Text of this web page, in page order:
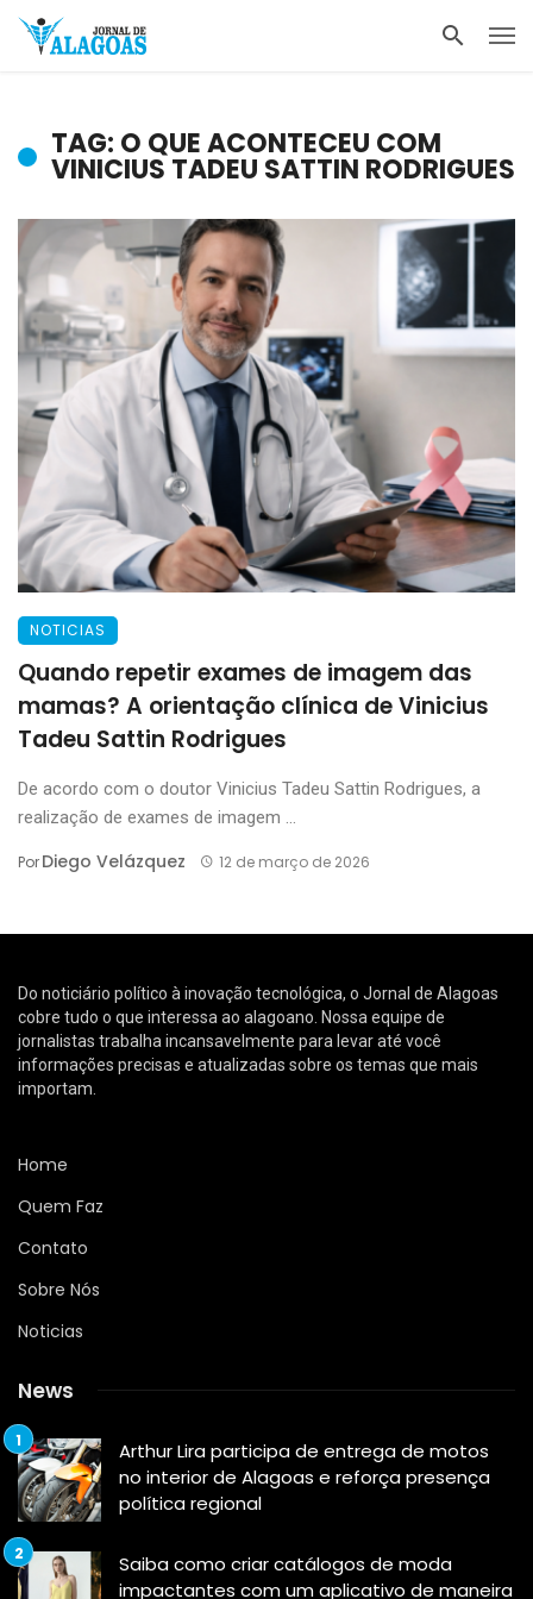
TAG: O QUE ACONTECEU COM
VINICIUS TADEU SATTIN RODRIGUES
NOTICIAS
Quando repetir exames de imagem das
mamas? A orientação clínica de Vinicius
Tadeu Sattin Rodrigues
De acordo com o doutor Vinicius Tadeu Sattin Rodrigues, a
realização de exames de imagem ...
PorDiego Velázquez 12 de março de 2026
Do noticiário político à inovação tecnológica, o Jornal de Alagoas
cobre tudo o que interessa ao alagoano. Nossa equipe de
jornalistas trabalha incansavelmente para levar até você
informações precisas e atualizadas sobre os temas que mais
importam.
Home
Quem Faz
Contato
Sobre Nós
Noticias
News
Arthur Lira participa de entrega de motos
no interior de Alagoas e reforça presença
política regional
Saiba como criar catálogos de moda
impactantes com um aplicativo de maneira